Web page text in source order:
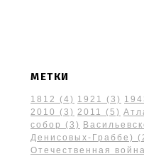
МЕТКИ
1812 (4) 1921 (3)
2010
(3) 2011 (5)
собор
(3)
Денисовых-Граббе)
Отечественная война